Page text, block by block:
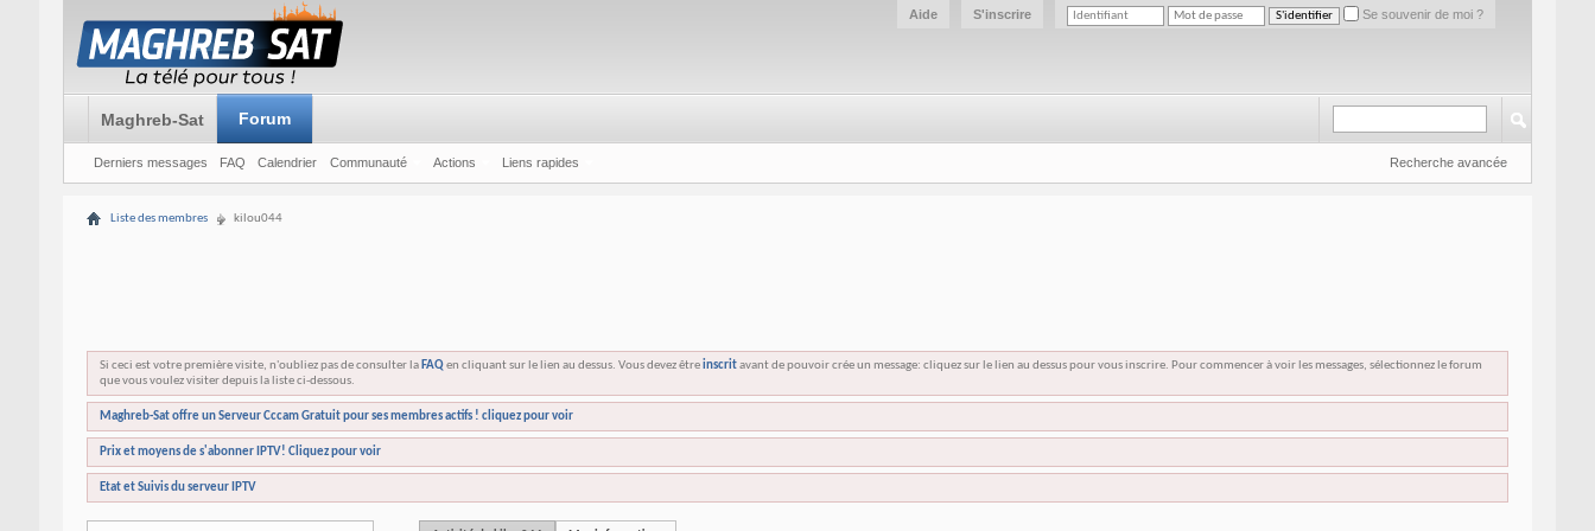
Se souvenir de moi ?
S'inscrire
Aide
Maghreb-Sat Forum
Derniers messages FAQ Calendrier Communauté Actions Liens rapides Recherche avancée
Liste des membres kilou044
Si ceci est votre première visite, n'oubliez pas de consulter la FAQen cliquant sur le lien au dessus. Vous devez êtreinscritavant de pouvoir crée un message: cliquez sur le lien au dessus pour vous inscrire. Pour commencer à voir les messages, sélectionnez le forum
que vous voulez visiter depuis la liste ci-dessous.
Maghreb-Sat offre un Serveur Cccam Gratuit pour ses membres actifs ! cliquez pour voir
Prix et moyens de s'abonner IPTV! Cliquez pour voir
Etat et Suivis du serveur IPTV